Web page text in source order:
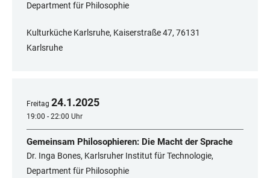
Department für Philosophie
Kulturküche Karlsruhe, Kaiserstraße 47, 76131
Karlsruhe
Freitag 24.1.2025
19:00 - 22:00 Uhr
Gemeinsam Philosophieren: Die Macht der Sprache
Dr. Inga Bones, Karlsruher Institut für Technologie,
Department für Philosophie